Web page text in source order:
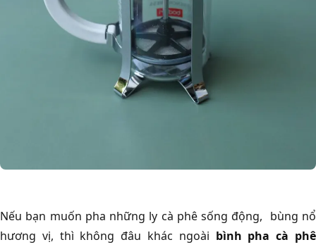
Nếu bạn muốn pha những ly cà phê sống động, bùng nổ
hương vị, thì không đâu khác ngoài bình pha cà phê